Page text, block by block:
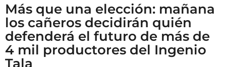
Más que una elección: mañana
los cañeros decidirán quién
defenderá el futuro de más de
4 mil productores del Ingenio
Tala